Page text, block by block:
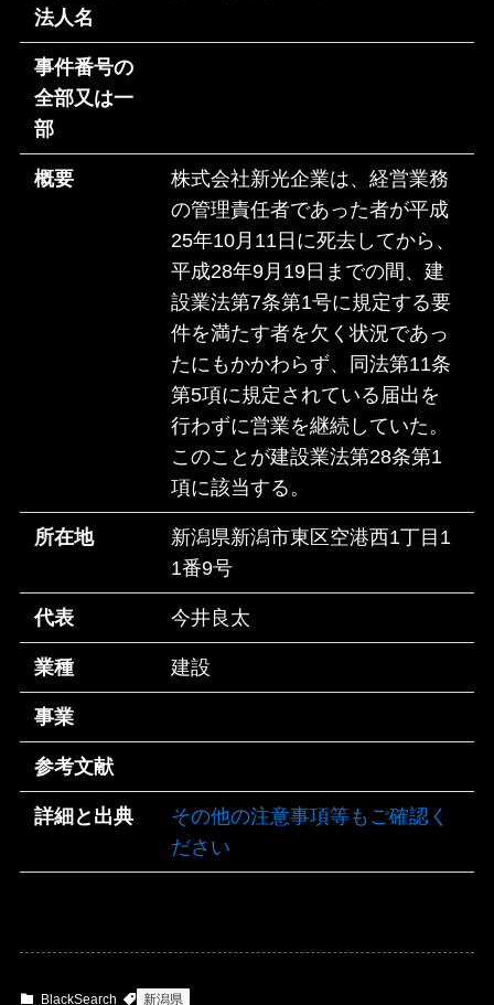
法人名
事件番号の
全部又は一
部
概要
株式会社新光企業は、経営業務
の管理責任者であった者が平成
25年10月11日に死去してから、
平成28年9月19日までの間、建
設業法第7条第1号に規定する要
件を満たす者を欠く状況であっ
たにもかかわらず、同法第11条
第5項に規定されている届出を
行わずに営業を継続していた。
このことが建設業法第28条第1
項に該当する。
所在地
新潟県新潟市東区空港西1丁目1
1番9号
代表 今井良太
業種 建設
事業
参考文献
詳細と出典
その他の注意事項等もご確認く
ださい
BlackSearch 新潟県